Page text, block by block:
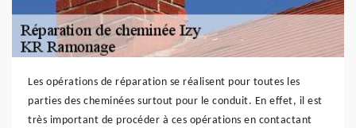
Les opérations de réparation se réalisent pour toutes les
parties des cheminées surtout pour le conduit. En effet, il est
très important de procéder à ces opérations en contactant